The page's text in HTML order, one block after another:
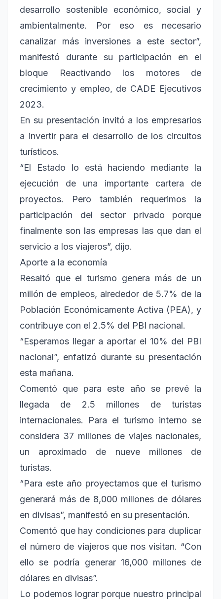
desarrollo sostenible económico, social y
ambientalmente. Por eso es necesario
canalizar más inversiones a este sector”,
manifestó durante su participación en el
bloque Reactivando los motores de
crecimiento y empleo, de CADE Ejecutivos
2023.
En su presentación invitó a los empresarios
a invertir para el desarrollo de los circuitos
turísticos.
“El Estado lo está haciendo mediante la
ejecución de una importante cartera de
proyectos. Pero también requerimos la
participación del sector privado porque
finalmente son las empresas las que dan el
servicio a los viajeros”, dijo.
Aporte a la economía
Resaltó que el turismo genera más de un
millón de empleos, alrededor de 5.7% de la
Población Económicamente Activa (PEA), y
contribuye con el 2.5% del PBI nacional.
“Esperamos llegar a aportar el 10% del PBI
nacional”, enfatizó durante su presentación
esta mañana.
Comentó que para este año se prevé la
llegada de 2.5 millones de turistas
internacionales. Para el turismo interno se
considera 37 millones de viajes nacionales,
un aproximado de nueve millones de
turistas.
“Para este año proyectamos que el turismo
generará más de 8,000 millones de dólares
en divisas”, manifestó en su presentación.
Comentó que hay condiciones para duplicar
el número de viajeros que nos visitan. “Con
ello se podría generar 16,000 millones de
dólares en divisas”.
Lo podemos lograr porque nuestro principal